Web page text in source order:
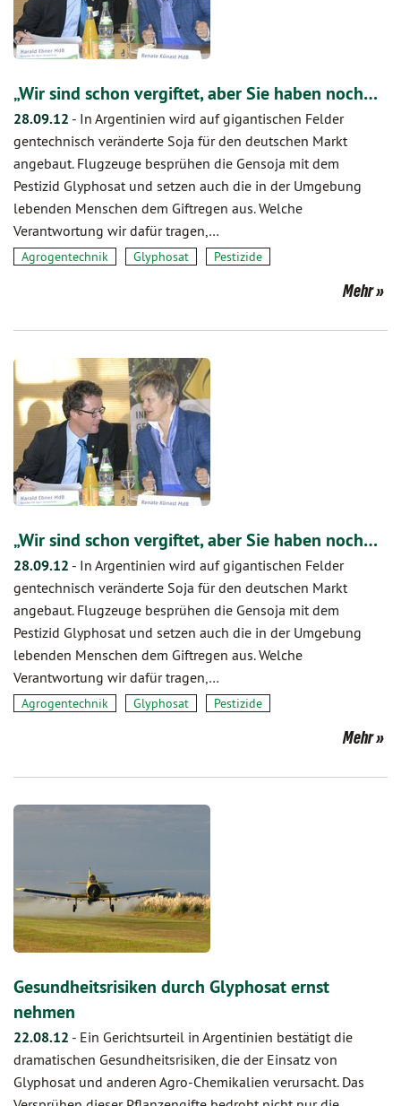
„Wir sind schon vergiftet, aber Sie haben noch…
28.09.12 - In Argentinien wird auf gigantischen Felder
gentechnisch veränderte Soja für den deutschen Markt
angebaut. Flugzeuge besprühen die Gensoja mit dem
Pestizid Glyphosat und setzen auch die in der Umgebung
lebenden Menschen dem Giftregen aus. Welche
Verantwortung wir dafür tragen,…
Agrogentechnik Glyphosat Pestizide
Mehr
„Wir sind schon vergiftet, aber Sie haben noch…
28.09.12 - In Argentinien wird auf gigantischen Felder
gentechnisch veränderte Soja für den deutschen Markt
angebaut. Flugzeuge besprühen die Gensoja mit dem
Pestizid Glyphosat und setzen auch die in der Umgebung
lebenden Menschen dem Giftregen aus. Welche
Verantwortung wir dafür tragen,…
Agrogentechnik Glyphosat Pestizide
Mehr
Gesundheitsrisiken durch Glyphosat ernst
nehmen
22.08.12 - Ein Gerichtsurteil in Argentinien bestätigt die
dramatischen Gesundheitsrisiken, die der Einsatz von
Glyphosat und anderen Agro-Chemikalien verursacht. Das